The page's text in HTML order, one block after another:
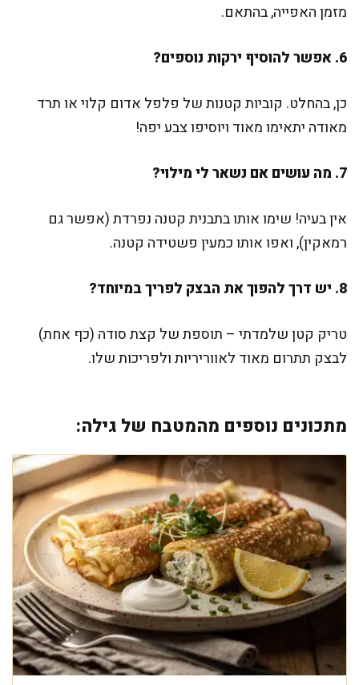
מזמן האפייה, בהתאם.
6. אפשר להוסיף ירקות נוספים?
כן, בהחלט. קוביות קטנות של פלפל אדום קלוי או תרד
מאודה יתאימו מאוד ויוסיפו צבע יפה!
7. מה עושים אם נשאר לי מילוי?
אין בעיה! שימו אותו בתבנית קטנה נפרדת (אפשר גם
רמאקין), ואפו אותו כמעין פשטידה קטנה.
8. יש דרך להפוך את הבצק לפריך במיוחד?
טריק קטן שלמדתי – תוספת של קצת סודה (כף אחת)
לבצק תתרום מאוד לאווריריות ולפריכות שלו.
מתכונים נוספים מהמטבח של גילה: